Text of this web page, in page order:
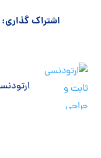
اشتراک گذاری: